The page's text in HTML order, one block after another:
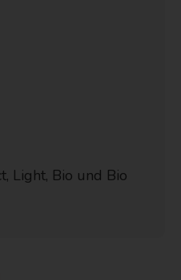
Light, Bio und Bio
geschlossen. Seine Funktionalität